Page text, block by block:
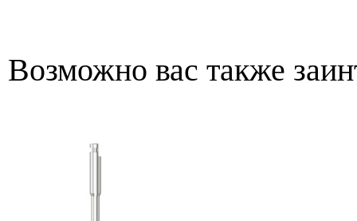
Возможно вас также